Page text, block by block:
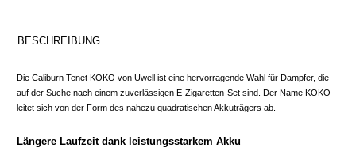
BESCHREIBUNG
Die Caliburn Tenet KOKO von Uwell ist eine hervorragende Wahl für Dampfer, die
auf der Suche nach einem zuverlässigen E-Zigaretten-Set sind. Der Name KOKO
leitet sich von der Form des nahezu quadratischen Akkuträgers ab.
Längere Laufzeit dank leistungsstarkem Akku